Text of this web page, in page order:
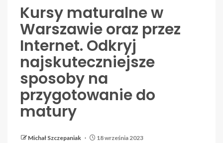
Kursy maturalne w
Warszawie oraz przez
Internet. Odkryj
najskuteczniejsze
sposoby na
przygotowanie do
matury
Michał Szczepaniak 18 września 2023